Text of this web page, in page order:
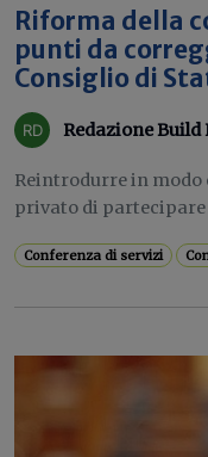
Riforma della
punti da
Consiglio di
Redazione Build
Reintrodurre in
privato di
Conferenza di servizi